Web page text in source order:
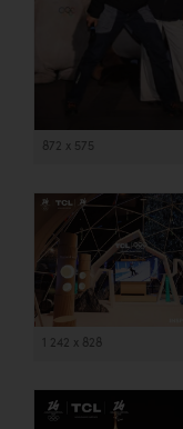
872 x 575
1 242 x 828